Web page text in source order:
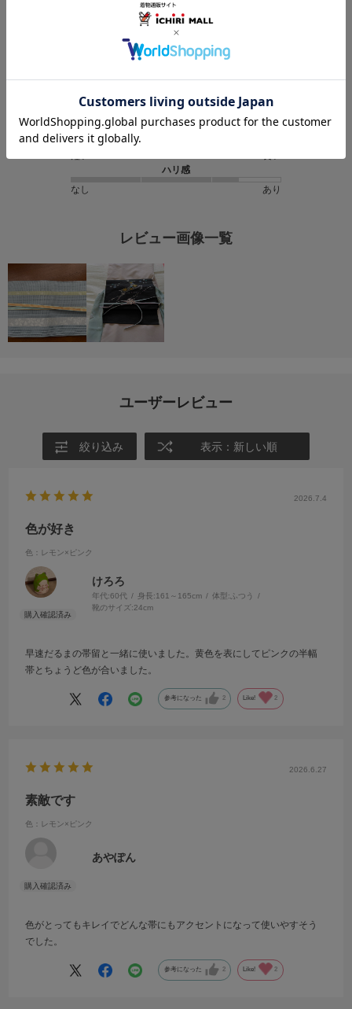
伸縮性
なし
あり
ハリ感
なし
あり
レビュー画像一覧
ユーザーレビュー
絞り込み 表示：新しい順
2026.7.4
色が好き
色：レモン×ピンク
けろろ
年代:60代 身長:161～165cm 体型: ふつう
靴のサイズ:24cm
早速だるまの帯留と一緒に使いました。黄色を表にしてピンクの半幅
帯とちょうど色が合いました。
参考になった 2 Like! 2
2026.6.27
素敵です
色：レモン×ピンク
あやぽん
色がとってもキレイでどんな帯にもアクセントになって使いやすそう
でした。
参考になった 2 Like! 2